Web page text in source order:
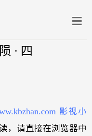
· 四
影视小
，请直接在浏览器中